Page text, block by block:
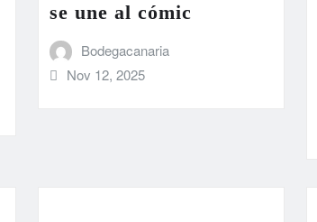
se une al cómic
Bodegacanaria
Nov 12, 2025